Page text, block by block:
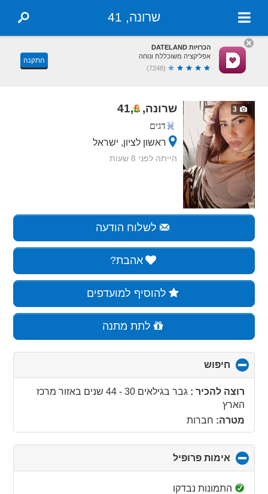
שרונה, 41
הכרויות DATELAND
אפליקציה משוכללת ונוחה
(7248)
התקנה
3 שרונה, ,
41
דגים
ראשון לציון, ישראל
הייתה לפני 8 שעות
לשלוח הודעה
אהבת?
להוסיף למועדפים
לתת מתנה
חיפוש
to
collapseרוצה להכיר : גבר בגילאים 30 - 44 שנים באזור מרכז
הארץ
מטרה: חברות
אימות פרופיל
to
התמונות נבדקו